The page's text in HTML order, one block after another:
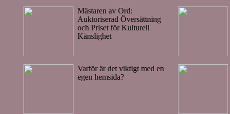
Mästaren av Ord:
Auktoriserad Översättning
och Priset för Kulturell
Känslighet
Varför är det viktigt med en
egen hemsida?